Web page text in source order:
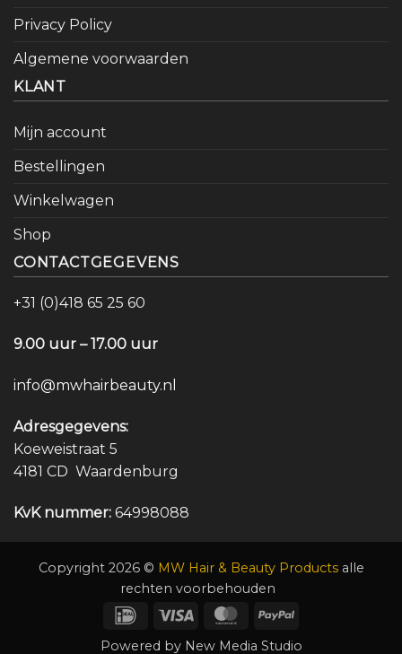
Privacy Policy
Algemene voorwaarden
KLANT
Mijn account
Bestellingen
Winkelwagen
Shop
CONTACTGEGEVENS
+31 (0)418 65 25 60
9.00 uur – 17.00 uur
info@mwhairbeauty.nl
Adresgegevens:
Koeweistraat 5
4181 CD Waardenburg
KvK nummer: 64998088
Copyright 2026 © MW Hair & Beauty Productsalle
rechten voorbehouden
IDeal
Visa MasterCardPayPal
Powered by New Media Studio